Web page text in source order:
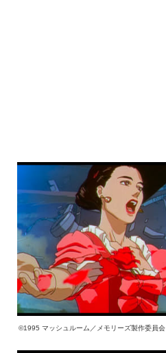
©1995 マッシュルーム／メモリーズ製作委員会